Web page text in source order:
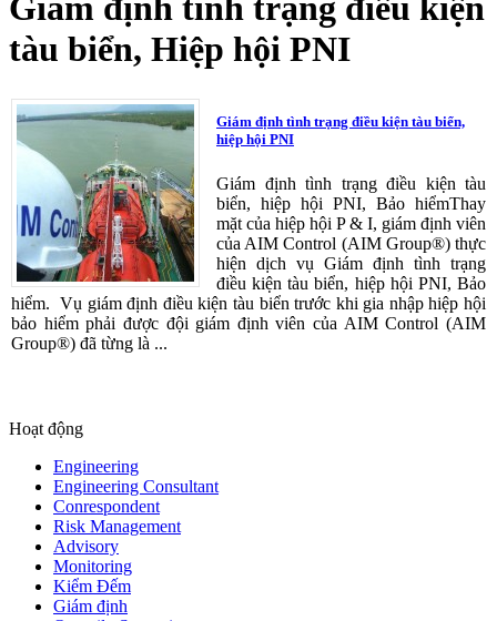
tàu biển, Hiệp hội PNI
Giám định tình trạng điều kiện tàu biển,
hiệp hội PNI
Giám định tình trạng điều kiện tàu
biển, hiệp hội PNI, Bảo hiểmThay
mặt của hiệp hội P & I, giám định viên
của AIM Control (AIM Group®) thực
hiện dịch vụ Giám định tình trạng
điều kiện tàu biển, hiệp hội PNI, Bảo
hiểm. Vụ giám định điều kiện tàu biển trước khi gia nhập hiệp hội
bảo hiểm phải được đội giám định viên của AIM Control (AIM
Group®) đã từng là ...
Hoạt động
Engineering
Engineering Consultant
Conrespondent
Risk Management
Advisory
Monitoring
Kiểm Đếm
Giám định